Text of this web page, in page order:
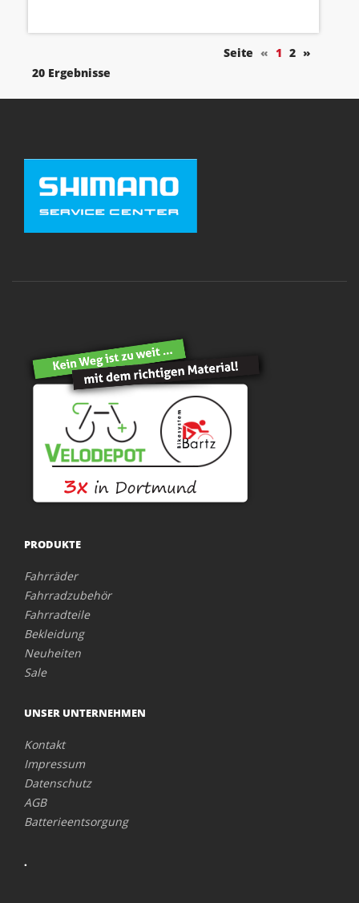
Seite « 1 2 »
20 Ergebnisse
PRODUKTE
Fahrräder
Fahrradzubehör
Fahrradteile
Bekleidung
Neuheiten
Sale
UNSER UNTERNEHMEN
Kontakt
Impressum
Datenschutz
AGB
Batterieentsorgung
.